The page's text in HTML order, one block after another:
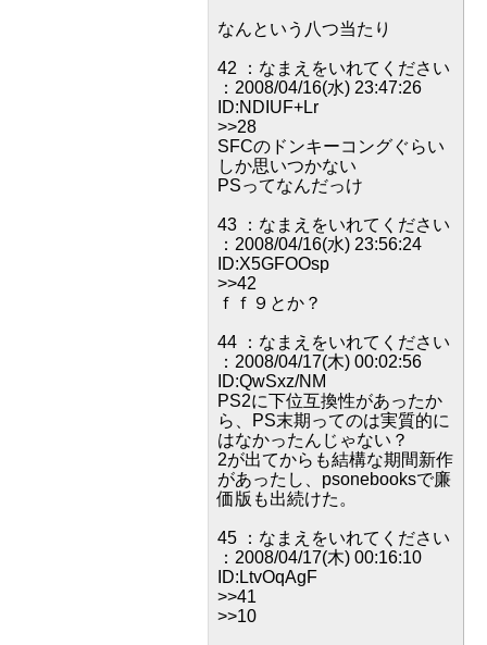
なんという八つ当たり
42 ：なまえをいれてください
：2008/04/16(水) 23:47:26
ID:NDIUF+Lr
>>28
SFCのドンキーコングぐらい
しか思いつかない
PSってなんだっけ
43 ：なまえをいれてください
：2008/04/16(水) 23:56:24
ID:X5GFOOsp
>>42
ｆｆ９とか？
44 ：なまえをいれてください
：2008/04/17(木) 00:02:56
ID:QwSxz/NM
PS2に下位互換性があったか
ら、PS末期ってのは実質的に
はなかったんじゃない？
2が出てからも結構な期間新作
があったし、psonebooksで廉
価版も出続けた。
45 ：なまえをいれてください
：2008/04/17(木) 00:16:10
ID:LtvOqAgF
>>41
>>10